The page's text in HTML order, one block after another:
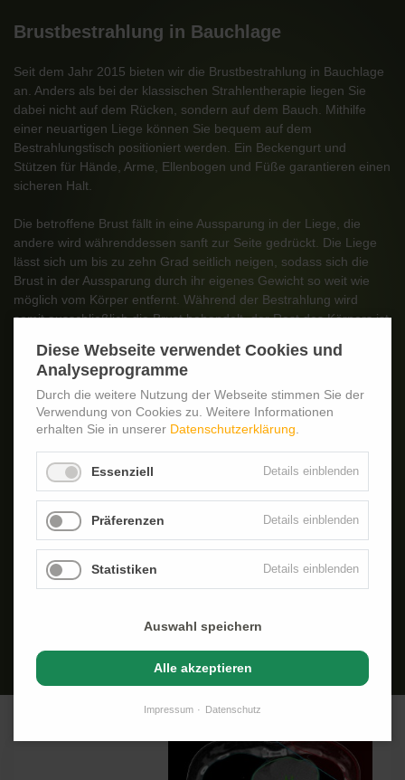
Brustbestrahlung in Bauchlage
Seit dem Jahr 2015 bieten wir die Brustbestrahlung in Bauchlage
an. Anders als bei der klassischen Strahlentherapie liegen Sie
dabei nicht auf dem Rücken, sondern auf dem Bauch. Mithilfe
einer neuartigen Liege können Sie bequem auf dem
Bestrahlungstisch positioniert werden. Ein Beckengurt und
Stützen für Hände, Arme, Ellenbogen und Füße garantieren einen
sicheren Halt.
Die betroffene Brust fällt in eine Aussparung in der Liege, die
andere wird währenddessen sanft zur Seite gedrückt. Die Liege
lässt sich um bis zu zehn Grad seitlich neigen, sodass sich die
Brust in der Aussparung durch ihr eigenes Gewicht so weit wie
möglich vom Körper entfernt. Während der Bestrahlung wird
somit ausschließlich die Brust behandelt, der Rest des Körpers ist
Jetzt kontaktieren
Tel.0421.4278.8066
Fax 0421.4278.8076
@ info@strahlentherapie-nord.de
Anfahrt
Diese Webseite verwendet Cookies und
Analyseprogramme
Durch die weitere Nutzung der Webseite stimmen Sie der
Verwendung von Cookies zu. Weitere Informationen
erhalten Sie in unserer Datenschutzerklärung
Essenziell Details einblenden
Präferenzen Details einblenden
Statistiken Details einblenden
Auswahl speichern
Alle akzeptieren
Impressum Datenschutz